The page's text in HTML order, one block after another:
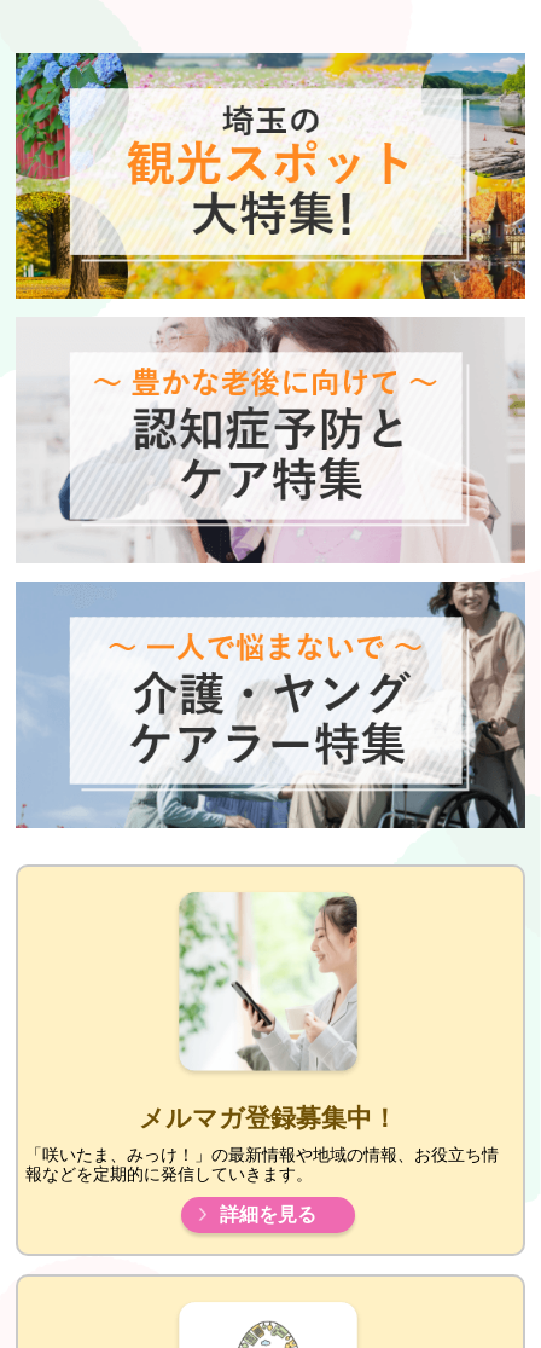
メルマガ登録募集中！
「咲いたま、みっけ！」の最新情報や地域の情報、お役立ち情
報などを定期的に発信していきます。
詳細を見る